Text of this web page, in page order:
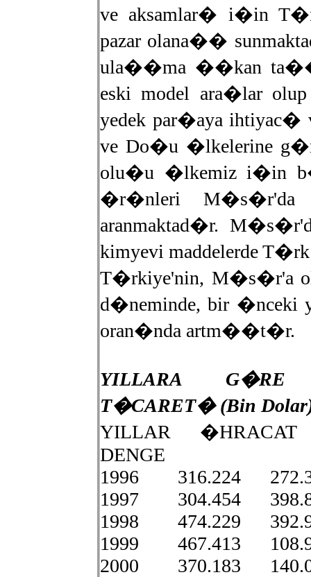
ve aksamlar� i�in
pazar olana��
ula��ma ��kan
eski model ara�lar
yedek par�aya
ve Do�u �lkelerine
olu�u �lkemiz i�in
�r�nleri M�s�r'da
aranmaktad�r.
kimyevi maddelerde
T�rkiye'nin, M�s�r'a
d�neminde, bir
oran�nda artm��t�r.
YILLARA
T�CARET� (Bin
YILLAR
DENGE
1996 316.224
1997 304.454
1998 474.229
1999 467.413
2000 370.183